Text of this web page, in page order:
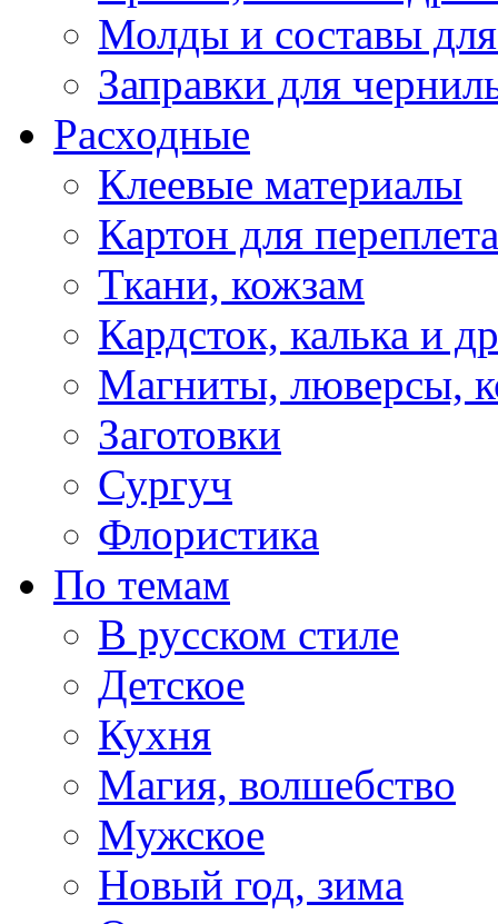
Молды и составы
Заправки для
Расходные
Клеевые материалы
Картон для переплета
Ткани, кожзам
Кардсток, калька и
Магниты, люверсы,
Заготовки
Сургуч
Флористика
По темам
В русском стиле
Детское
Кухня
Магия, волшебство
Мужское
Новый год, зима